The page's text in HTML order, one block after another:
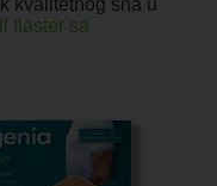
flaster sa